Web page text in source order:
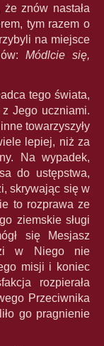
znów nastała
tym razem o
na miejsce
Módlcie się,
tego świata,
Jego uczniami.
towarzyszyły
lepiej, niż za
Na wypadek,
do ustępstwa,
skrywając się w
to rozprawa ze
ziemskie sługi
się Mesjasz
w Niego nie
misji i koniec
rozpierała
Przeciwnika
go pragnienie